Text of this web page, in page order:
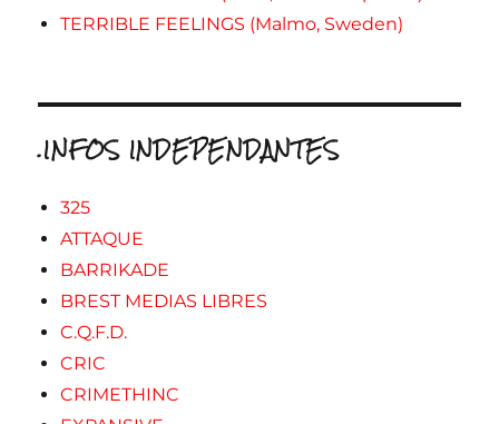
TERRIBLE FEELINGS (Malmo, Sweden)
.INFOS INDEPENDANTES
325
ATTAQUE
BARRIKADE
BREST MEDIAS LIBRES
C.Q.F.D.
CRIC
CRIMETHINC